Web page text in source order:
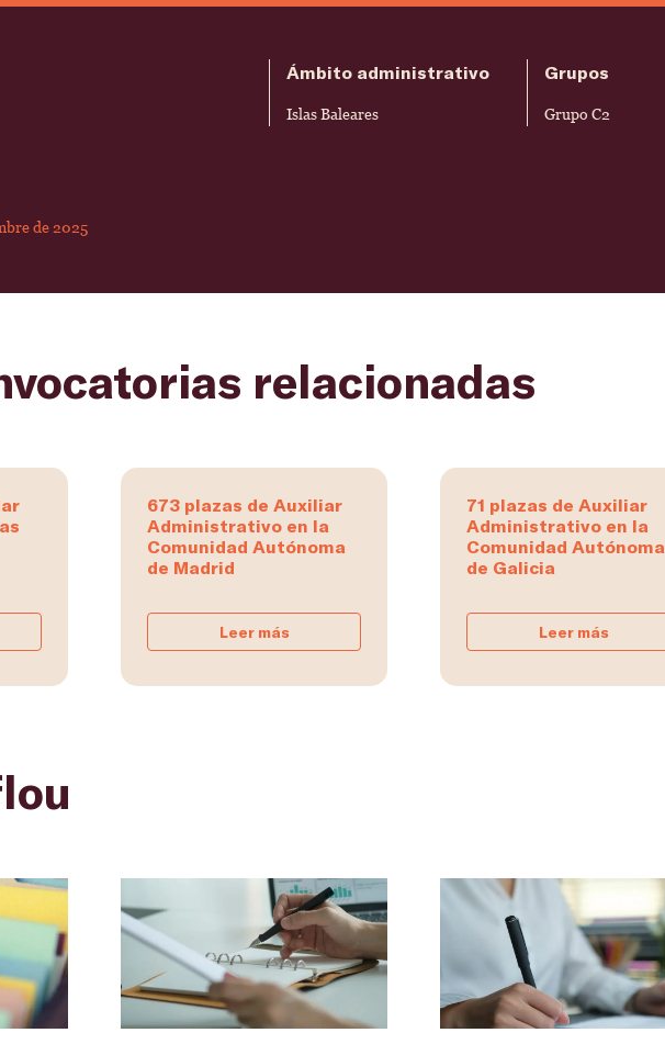
Ámbito administrativo
Islas Baleares
Grupos
Grupo C2
de 2025
relacionadas
673 plazas de Auxiliar
Administrativo en la
Comunidad Autónoma
de Madrid
Leer más
71 plazas de Auxiliar
Administrativo en la
Comunidad Autónoma
de Galicia
Leer más